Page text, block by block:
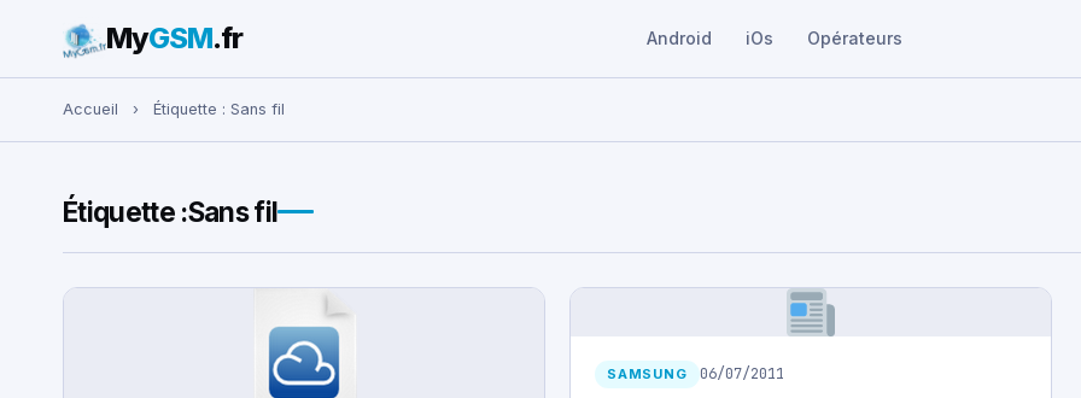
Rechercher :
MyGSM.fr Android iOs Opérateurs
Accueil › Étiquette : Sans fil
Étiquette :Sans fil
SAMSUNG 06/07/2011